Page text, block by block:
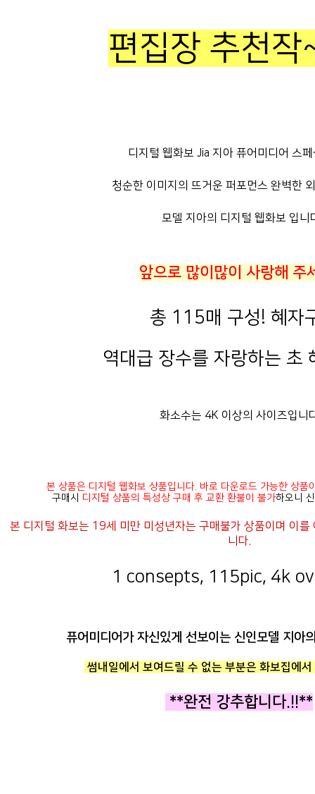
편집장 추천
디지털 웹화보 Jia 지아 퓨어미디어 스
청순한 이미지의 뜨거운 퍼포먼스 완벽한
모델 지아의 디지털 웹화보 입니
앞으로 많이많이 사랑해 주
총 115매 구성! 혜자
역대급 장수를 자랑하는 초
화소수는 4K 이상의 사이즈입니
본 상품은 디지털 웹화보 상품입니다. 바로 다운로드 가능한 상품
구매시 디지털 상품의 특성상 구매 후 교환 환불이 불가하오니
니다.
1 consepts, 115pic, 4k
퓨어미디어가 자신있게 선보이는 신인모델 지아
썸내일에서 보여드릴 수 없는 부분은 화보집에
**완전 강추합니다.!!**